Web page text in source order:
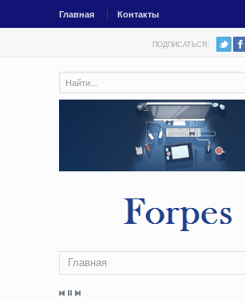
Главная Контакты
ПОДПИСАТЬСЯ:
Главная